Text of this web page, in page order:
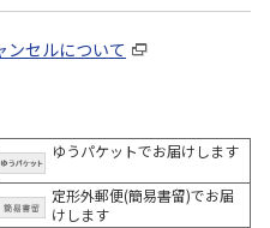
ンセルについて
ゆうパケットでお届けします
定形外郵便(簡易書留)でお届
けします